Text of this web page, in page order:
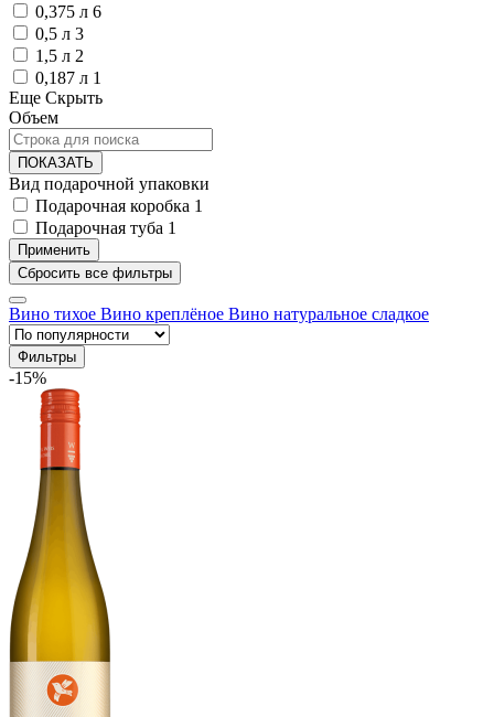
0,375 л 6
0,5 л 3
1,5 л 2
0,187 л 1
Еще Скрыть
Объем
ПОКАЗАТЬ
Вид подарочной упаковки
Подарочная коробка 1
Подарочная туба 1
Вино тихое Вино креплёное Вино натуральное сладкое
Фильтры
-15%